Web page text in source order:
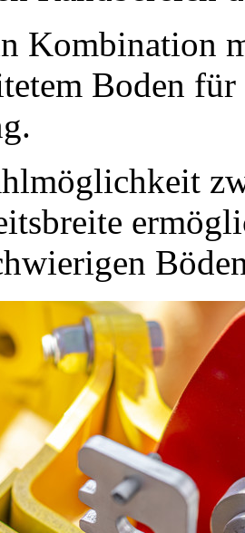
Kombination
Boden